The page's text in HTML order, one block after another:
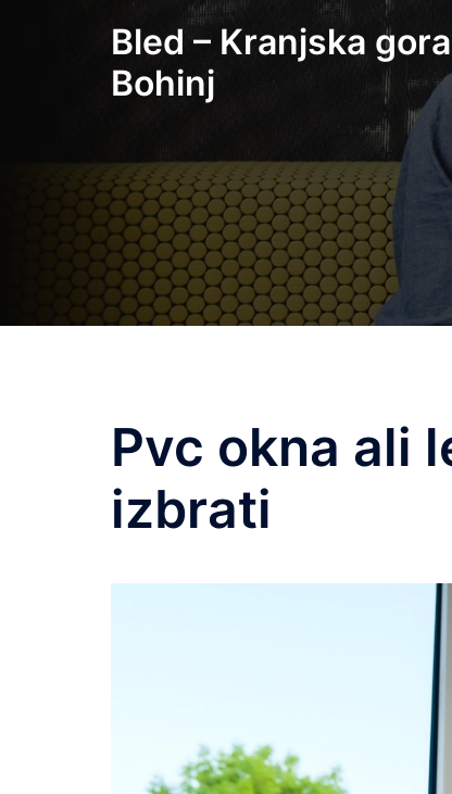
Bled – Kranjska
Bohinj
Pvc okna ali
izbrati